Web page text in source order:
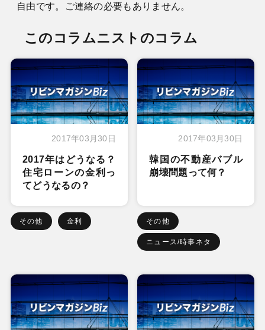
自由です。ご連絡の必要もありません。
このコラムニストのコラム
2017年03月30日
2017年はどうなる？
住宅ローンの金利っ
てどうなるの？
その他 金利
2017年03月30日
韓国の不動産バブル
崩壊問題って何？
その他
ニュース/時事ネタ